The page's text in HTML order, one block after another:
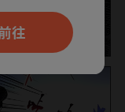
App新用
往